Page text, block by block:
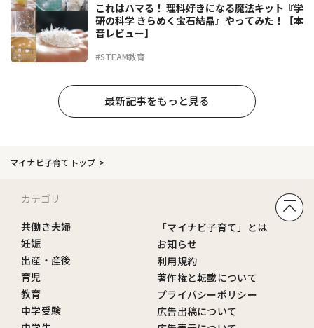
#STEAM教育
これはハマる！ 理科好きになる魔法キット『学
研の科学 きらめく宝石結晶』やってみた！【本
音レビュー】
最新記事をもっと見る
マイナビ子育てトップ
カテゴリ
共働き夫婦
妊娠
出産・産後
育児
教育
中学受験
「マイナビ子育て」とは
お知らせ
利用規約
著作権と転載について
プライバシーポリシー
広告出稿について